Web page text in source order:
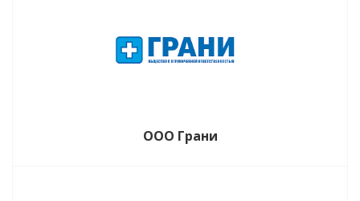
ООО Грани